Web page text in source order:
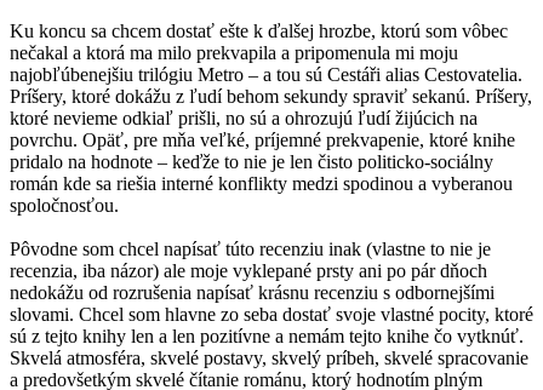
Ku koncu sa chcem dostať ešte k ďalšej hrozbe, ktorú som vôbec
nečakal a ktorá ma milo prekvapila a pripomenula mi moju
najobľúbenejšiu trilógiu Metro – a tou sú Cestáři alias Cestovatelia.
Príšery, ktoré dokážu z ľudí behom sekundy spraviť sekanú. Príšery,
ktoré nevieme odkiaľ prišli, no sú a ohrozujú ľudí žijúcich na
povrchu. Opäť, pre mňa veľké, príjemné prekvapenie, ktoré knihe
pridalo na hodnote – keďže to nie je len čisto politicko-sociálny
román kde sa riešia interné konflikty medzi spodinou a vyberanou
spoločnosťou.
Pôvodne som chcel napísať túto recenziu inak (vlastne to nie je
recenzia, iba názor) ale moje vyklepané prsty ani po pár dňoch
nedokážu od rozrušenia napísať krásnu recenziu s odbornejšími
slovami. Chcel som hlavne zo seba dostať svoje vlastné pocity, ktoré
sú z tejto knihy len a len pozitívne a nemám tejto knihe čo vytknúť.
Skvelá atmosféra, skvelé postavy, skvelý príbeh, skvelé spracovanie
a predovšetkým skvelé čítanie románu, ktorý hodnotím plným